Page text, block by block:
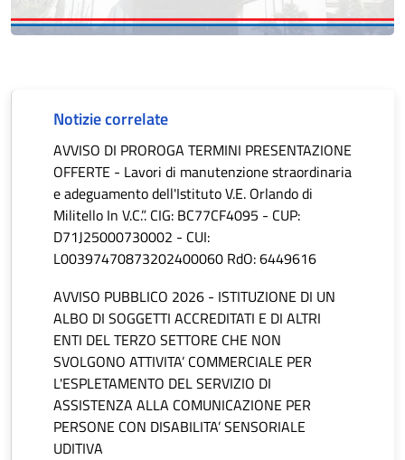
Notizie correlate
AVVISO DI PROROGA TERMINI PRESENTAZIONE
OFFERTE - Lavori di manutenzione straordinaria
e adeguamento dell'Istituto V.E. Orlando di
Militello In V.C.”. CIG: BC77CF4095 - CUP:
D71J25000730002 - CUI:
L00397470873202400060 RdO: 6449616
AVVISO PUBBLICO 2026 - ISTITUZIONE DI UN
ALBO DI SOGGETTI ACCREDITATI E DI ALTRI
ENTI DEL TERZO SETTORE CHE NON
SVOLGONO ATTIVITA’ COMMERCIALE PER
L'ESPLETAMENTO DEL SERVIZIO DI
ASSISTENZA ALLA COMUNICAZIONE PER
PERSONE CON DISABILITA’ SENSORIALE
UDITIVA